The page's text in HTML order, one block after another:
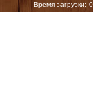
Время загрузки: